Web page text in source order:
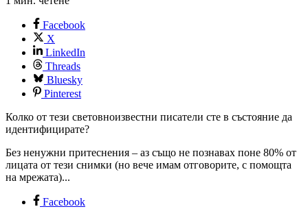
Facebook
X
LinkedIn
Threads
Bluesky
Pinterest
Колко от тези световноизвестни писатели сте в състояние да
идентифицирате?
Без ненужни притеснения – аз също не познавах поне 80% от
лицата от тези снимки (но вече имам отговорите, с помощта
на мрежата)...
Facebook